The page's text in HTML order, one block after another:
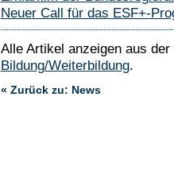
Neuer Call für das ESF+-
Alle Artikel anzeigen aus
Bildung/Weiterbildung.
« Zurück zu: News